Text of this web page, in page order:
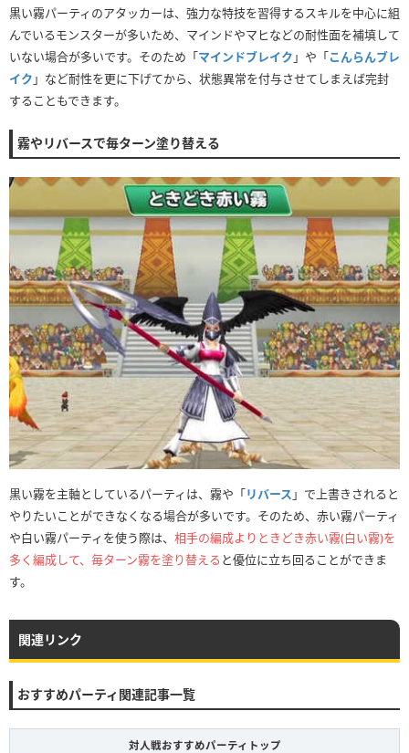
黒い霧パーティのアタッカーは、強力な特技を習得するスキルを中心に組
んでいるモンスターが多いため、マインドやマヒなどの耐性面を補填して
いない場合が多いです。そのため「マインドブレイク 」や「こんらんブレ
イク 」など耐性を更に下げてから、状態異常を付与させてしまえば完封
することもできます。
霧やリバースで毎ターン塗り替える
黒い霧を主軸としているパーティは、霧や「リバース 」で上書きされると
やりたいことができなくなる場合が多いです。そのため、赤い霧パーティ
や白い霧パーティを使う際は、 相手の編成よりときどき赤い霧(白い霧)を
多く編成して、毎ターン霧を塗り替える と優位に立ち回ることができま
す。
関連リンク
おすすめパーティ関連記事一覧
対人戦おすすめパーティトップ